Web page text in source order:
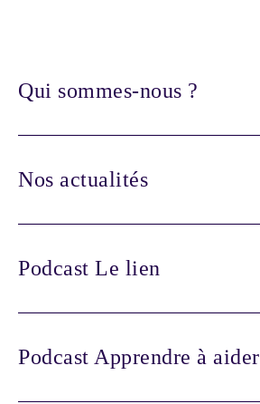
Qui sommes-nous ?
Nos actualités
Podcast Le lien
Podcast Apprendre à aider